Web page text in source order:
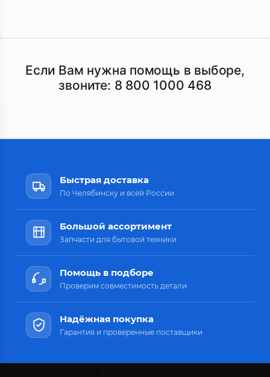
Если Вам нужна помощь в выборе,
звоните: 8 800 1000 468
Быстрая доставка
По Челябинску и всей России
Большой ассортимент
Запчасти для бытовой техники
Помощь в подборе
Проверим совместимость детали
Надёжная покупка
Гарантия и проверенные поставщики